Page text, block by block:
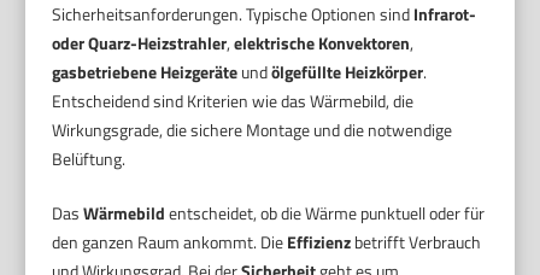
Sicherheitsanforderungen. Typische Optionen sindInfrarot-
oder Quarz-Heizstrahler,elektrische Konvektoren,
gasbetriebene Heizgeräteundölgefüllte Heizkörper.
Entscheidend sind Kriterien wie das Wärmebild, die
Wirkungsgrade, die sichere Montage und die notwendige
Belüftung.
DasWärmebildentscheidet, ob die Wärme punktuell oder für
den ganzen Raum ankommt. DieEffizienzbetrifft Verbrauch